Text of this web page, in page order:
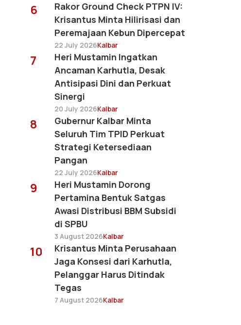
6
Rakor Ground Check PTPN IV:
Krisantus Minta Hilirisasi dan
Peremajaan Kebun Dipercepat
22 July 2026Kalbar
7
Heri Mustamin Ingatkan
Ancaman Karhutla, Desak
Antisipasi Dini dan Perkuat
Sinergi
20 July 2026Kalbar
8
Gubernur Kalbar Minta
Seluruh Tim TPID Perkuat
Strategi Ketersediaan
Pangan
22 July 2026Kalbar
9
Heri Mustamin Dorong
Pertamina Bentuk Satgas
Awasi Distribusi BBM Subsidi
di SPBU
3 August 2026Kalbar
10
Krisantus Minta Perusahaan
Jaga Konsesi dari Karhutla,
Pelanggar Harus Ditindak
Tegas
7 August 2026Kalbar